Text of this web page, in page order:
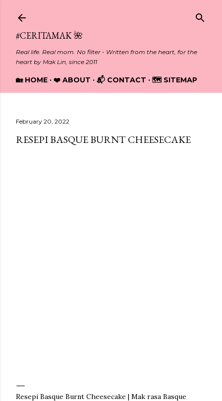
#CERITAMAK 🌺
Real life. Real mom. No filter - Written from the heart, for the
heart by Mak Lin, since 2011
🏡 HOME ❤️ ABOUT 📬 CONTACT 🗺️ SITEMAP
February 20, 2022
RESEPI BASQUE BURNT CHEESECAKE
Resepi Basque Burnt Cheesecake | Mak rasa Basque